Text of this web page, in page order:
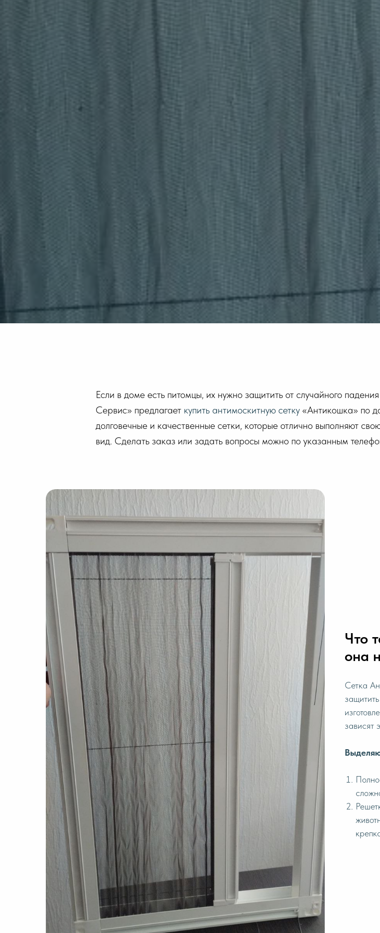
Если в доме есть питомцы, их нужно защитить от случайного
Сервис» предлагает купить антимоскитную сетку «Антикошка» по
долговечные и качественные сетки, которые отлично выполняют
вид. Сделать заказ или задать вопросы можно по указанным
Что
она
Сетка
зависят